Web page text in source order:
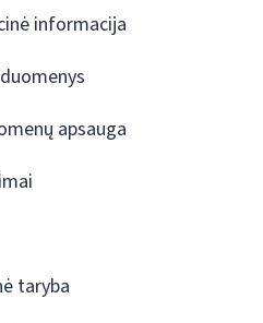
informacija
apsauga
taryba